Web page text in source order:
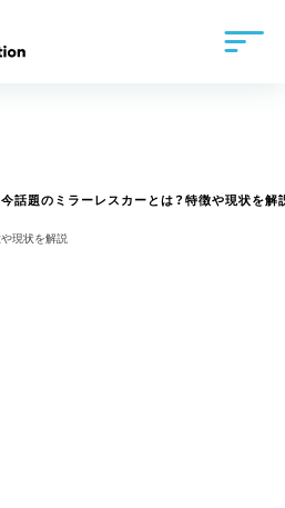
今話題のミラーレスカーとは？特徴や現状を解